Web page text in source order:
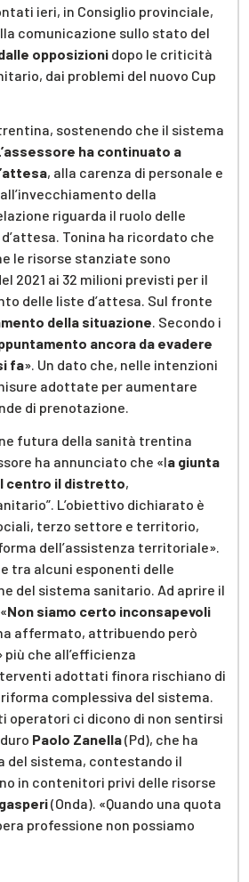
ieri, in Consiglio provinciale,
comunicazione sullo stato del
opposizioni dopo le criticità
dai problemi del nuovo Cup
sostenendo che il sistema
ha continuato a
, alla carenza di personale e
della
riguarda il ruolo delle
Tonina ha ricordato che
le risorse stanziate sono
2021 ai 32 milioni previsti per il
delle liste d’attesa. Sul fronte
della situazione. Secondo i
ancora da evadere
fa». Un dato che, nelle intenzioni
adottate per aumentare
di prenotazione.
futura della sanità trentina
ha annunciato che «la giunta
centro il distretto,
L’obiettivo dichiarato è
terzo settore e territorio,
dell’assistenza territoriale».
tra alcuni esponenti delle
del sistema sanitario. Ad aprire il
Non siamo certo inconsapevoli
affermato, attribuendo però
che all’efficienza
adottati finora rischiano di
complessiva del sistema.
operatori ci dicono di non sentirsi
Paolo Zanella(Pd), che ha
del sistema, contestando il
in contenitori privi delle risorse
(Onda). «Quando una quota
professione non possiamo